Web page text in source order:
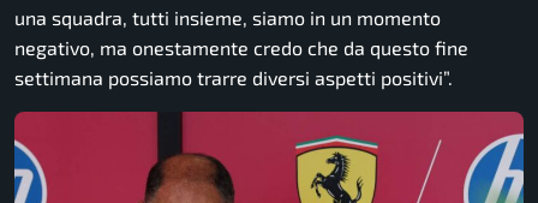
una squadra, tutti insieme, siamo in un momento
negativo, ma onestamente credo che da questo fine
settimana possiamo trarre diversi aspetti positivi”.